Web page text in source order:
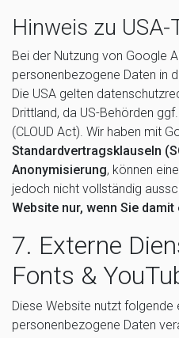
Hinweis zu USA-
Bei der Nutzung von Google
personenbezogene Daten in
Die USA gelten
Drittland, da US-Behörden
(CLOUD Act). Wir haben mit
Standardvertragsklauseln
Anonymisierung, können
jedoch nicht vollständig
Website nur, wenn Sie
7. Externe
Fonts &
Diese Website nutzt folgende
personenbezogene Daten